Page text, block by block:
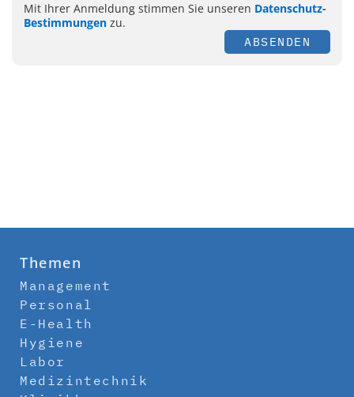
Mit Ihrer Anmeldung stimmen Sie unseren Datenschutz-
Bestimmungen zu.
ABSENDEN
Themen
Management
Personal
E-Health
Hygiene
Labor
Medizintechnik